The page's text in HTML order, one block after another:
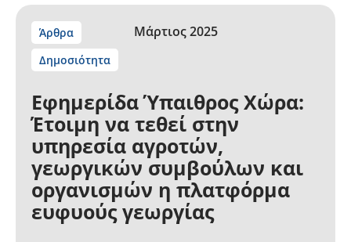
Άρθρα
Δημοσιότητα
Μάρτιος 2025
Εφημερίδα Ύπαιθρος Χώρα:
Έτοιμη να τεθεί στην
υπηρεσία αγροτών,
γεωργικών συμβούλων και
οργανισμών η πλατφόρμα
ευφυούς γεωργίας